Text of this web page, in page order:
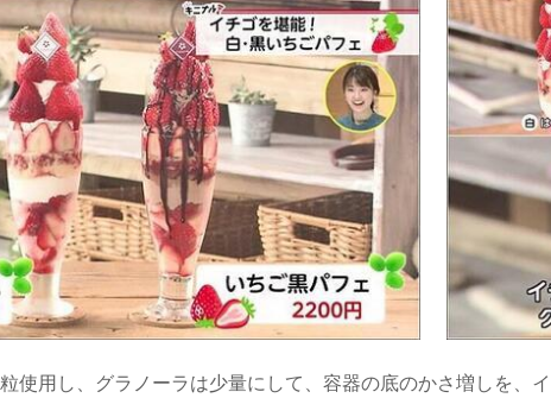
使用し、グラノーラは少量にして、容器の底のかさ増しを、